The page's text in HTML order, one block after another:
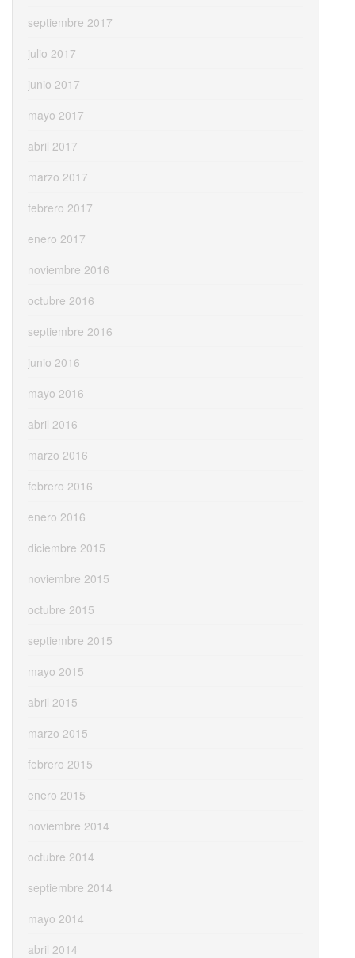
septiembre 2017
julio 2017
junio 2017
mayo 2017
abril 2017
marzo 2017
febrero 2017
enero 2017
noviembre 2016
octubre 2016
septiembre 2016
junio 2016
mayo 2016
abril 2016
marzo 2016
febrero 2016
enero 2016
diciembre 2015
noviembre 2015
octubre 2015
septiembre 2015
mayo 2015
abril 2015
marzo 2015
febrero 2015
enero 2015
noviembre 2014
octubre 2014
septiembre 2014
mayo 2014
abril 2014